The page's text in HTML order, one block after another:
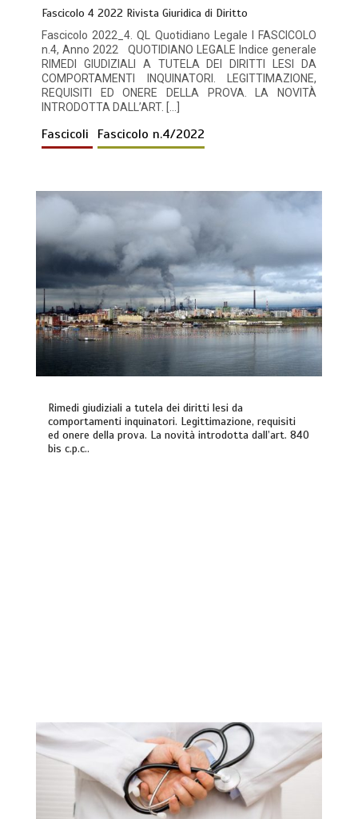
Fascicolo 4 2022 Rivista Giuridica di Diritto
Fascicolo 2022_4. QL Quotidiano Legale I FASCICOLO
n.4, Anno 2022 QUOTIDIANO LEGALE Indice generale
RIMEDI GIUDIZIALI A TUTELA DEI DIRITTI LESI DA
COMPORTAMENTI INQUINATORI. LEGITTIMAZIONE,
REQUISITI ED ONERE DELLA PROVA. LA NOVITÀ
INTRODOTTA DALL’ART. […]
Fascicoli Fascicolo n.4/2022
Rimedi giudiziali a tutela dei diritti lesi da
comportamenti inquinatori. Legittimazione, requisiti
ed onere della prova. La novità introdotta dall’art. 840
bis c.p.c..